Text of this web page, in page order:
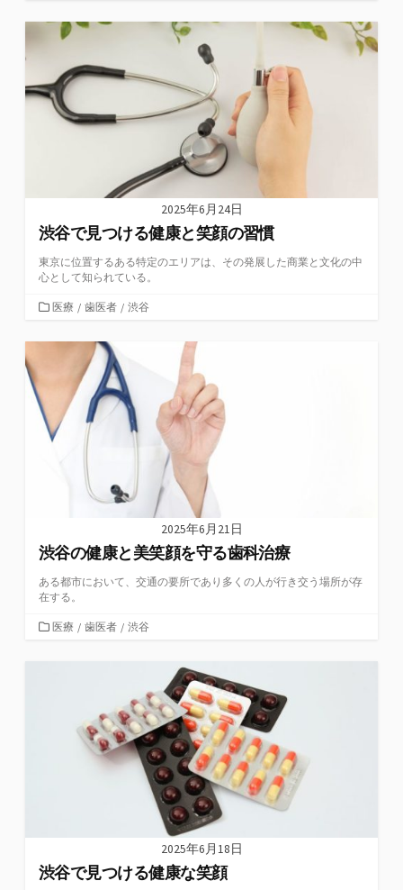
ゴ
2025年6月24日
渋谷で見つける健康と笑顔の習慣
東京に位置するある特定のエリアは、その発展した商業と文化の中
心として知られている。
カ
ゴ
医療 / 歯医者 / 渋谷
2025年6月21日
渋谷の健康と美笑顔を守る歯科治療
ある都市において、交通の要所であり多くの人が行き交う場所が存
在する。
カ医療 / 歯医者 / 渋谷
2025年6月18日
渋谷で見つける健康な笑顔